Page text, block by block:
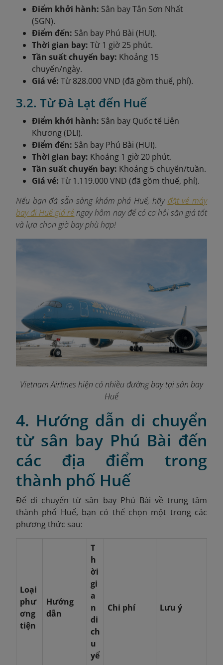
Điểm khởi hành: Sân bay Tân Sơn Nhất
(SGN).
Điểm đến: Sân bay Phú Bài (HUI).
Thời gian bay: Từ 1 giờ 25 phút.
Tần suất chuyến bay: Khoảng 15
chuyến/ngày.
Giá vé: Từ 828.000 VND (đã gồm thuế, phí).
3.2. Từ Đà Lạt đến Huế
Điểm khởi hành: Sân bay Quốc tế Liên
Khương (DLI).
Điểm đến: Sân bay Phú Bài (HUI).
Thời gian bay: Khoảng 1 giờ 20 phút.
Tần suất chuyến bay: Khoảng 5 chuyến/tuần.
Giá vé: Từ 1.119.000 VND (đã gồm thuế, phí).
Nếu bạn đã sẵn sàng khám phá Huế, hãy đặt vé máy
bay đi Huế giá rẻngay hôm nay để có cơ hội săn giá tốt
và lựa chọn giờ bay phù hợp!
Vietnam Airlines hiện có nhiều đường bay tại sân bay
Huế
4. Hướng dẫn di chuyển
từ sân bay Phú Bài đến
các địa điểm trong
thành phố Huế
Để di chuyển từ sân bay Phú Bài về trung tâm
thành phố Huế, bạn có thể chọn một trong các
phương thức sau:
Loại
phư
ơng
tiện
Hướng
dẫn
T
h
ời
gi
a
n
di
ch
u
yể
Chi phí Lưu ý